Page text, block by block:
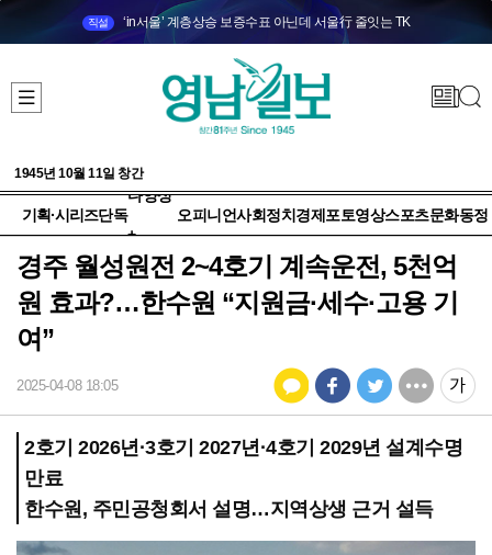
직설 ‘in서울’ 계층상승 보증수표 아닌데 서울行 줄잇는 TK
1945년 10월 11일 창간
기획·시리즈단독
다양성
+
오피니언사회정치 경제 포토영상스포츠문화동정
경주 월성원전 2~4호기 계속운전, 5천억
원 효과?…한수원 “지원금·세수·고용 기
여”
2025-04-08 18:05
2호기 2026년·3호기 2027년·4호기 2029년 설계수명
만료
한수원, 주민공청회서 설명…지역상생 근거 설득